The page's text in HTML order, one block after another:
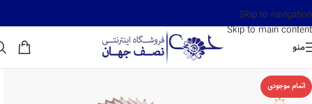
Skip to navigation
Skip to main content
منو
اتمام موجودی